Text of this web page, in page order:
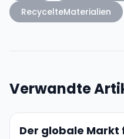
RecycelteMaterialien
Verwandte
Der globale